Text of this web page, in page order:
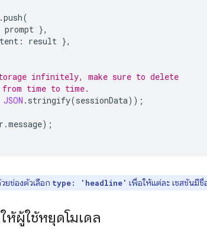
.push(
prompt },
: result },
infinitely, make sure to delete
from time to time.
JSON . stringify(sessionData));
.message);
ยช่องตัวเลือก type: 'headline' เพื่อให้แต่ละ เซสชันมี
ห้ผู้ใช้หยุดโมเดล